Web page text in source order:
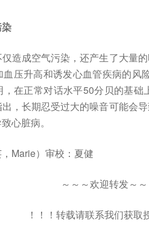
造成空气污染，还产生了大量
压升高和诱发心血管疾病的风
，在正常对话水平50分贝的基
，长期忍受过大的噪音可能会
心脏病。
Marie）审校：夏健
～～～欢迎转发～～
！！！转载请联系我们获取